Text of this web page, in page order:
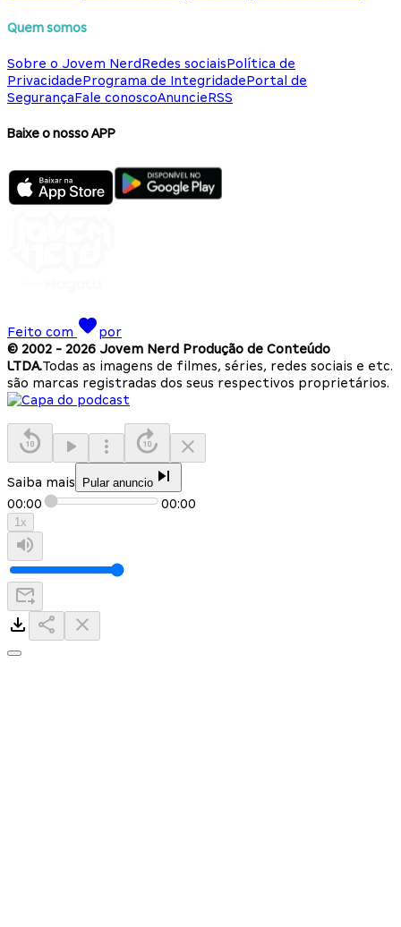
Quem somos
Sobre o Jovem NerdRedes sociaisPolítica de
PrivacidadePrograma de IntegridadePortal de
SegurançaFale conoscoAnuncieRSS
Baixe o nosso APP
Feito com
por
© 2002 - 2026 Jovem Nerd Produção de Conteúdo
LTDA.Todas as imagens de filmes, séries, redes sociais e etc.
são marcas registradas dos seus respectivos proprietários.
Saiba mais Pular anuncio
00:00 00:00
1x